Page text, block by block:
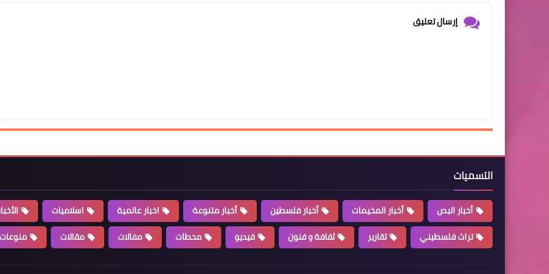
إرسال تعليق
Www.albuss.net
التسميات
أخبار البص أخبار المخيمات أخبار فلسطين أخبار متنوعة اخبار عالمية اسلاميات
تراث فلسطيني
تقارير ثفافة و فنون فيديو محطات مفالات مقالات منوعات